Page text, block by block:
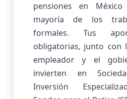
pensiones en
mayoría de los
formales. Tus
obligatorias, junto con
empleador y el
invierten en
Inversión